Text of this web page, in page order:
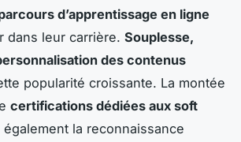
d’apprentissage en ligne
dans leur carrière. Souplesse,
des contenus
popularité croissante. La montée
certifications dédiées aux soft
la reconnaissance